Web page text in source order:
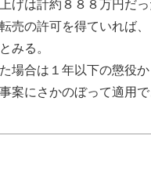
げは計約８８８万円だっ
売の許可を得ていれば、
みる。
場合は１年以下の懲役か
案にさかのぼって適用